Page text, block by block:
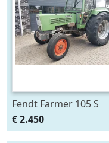
Fendt Farmer 105 S
€ 2.450